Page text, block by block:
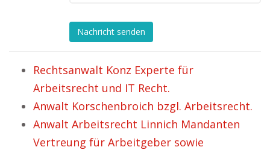
Nachricht senden
Rechtsanwalt Konz Experte für
Arbeitsrecht und IT Recht.
Anwalt Korschenbroich bzgl. Arbeitsrecht.
Anwalt Arbeitsrecht Linnich Mandanten
Vertreung für Arbeitgeber sowie